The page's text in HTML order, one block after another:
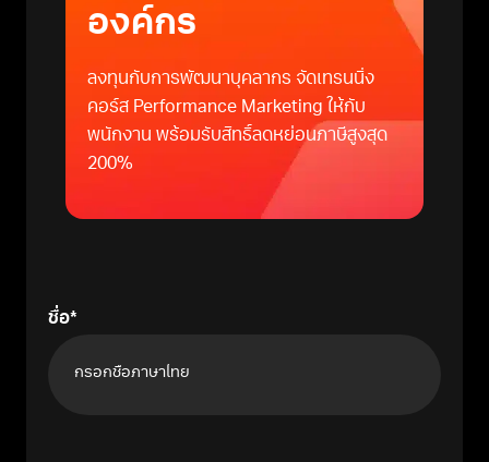
องค์กร
ลงทุนกับการพัฒนาบุคลากร จัดเทรนนิ่ง
คอร์ส Performance Marketing ให้กับ
พนักงาน พร้อมรับสิทธิ์ลดหย่อนภาษีสูงสุด
200%
ชื่อ